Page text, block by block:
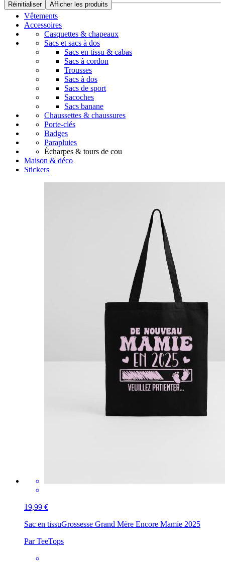
Réinitialiser Afficher les produits
Vêtements
Accessoires
Casquettes & chapeaux
Sacs et sacs à dos
Sacs en tissu & cabas
Sacs à cordon
Trousses
Sacs à dos
Sacs de sport
Sacoches
Sacs banane
Chaussettes & chaussures
Porte-clés
Badges
Parapluies
Écharpes & tours de cou
Maison & déco
Stickers
19,99 €
Sac en tissuGrossesse Grand Mère Encore Mamie 2025
Par TeeTops